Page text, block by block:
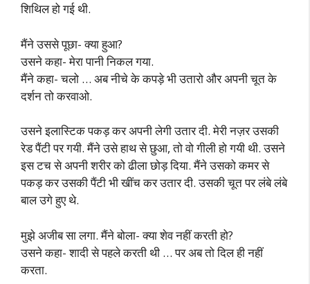
शिथिल हो गई थी.
मैंने उससे पूछा- क्या हुआ?
उसने कहा- मेरा पानी निकल गया.
मैंने कहा- चलो … अब नीचे के कपड़े भी उतारो और अपनी चूत के
दर्शन तो करवाओ.
उसने इलास्टिक पकड़ कर अपनी लेगी उतार दी. मेरी नज़र उसकी
रेड पैंटी पर गयी. मैंने उसे हाथ से छुआ, तो वो गीली हो गयी थी. उसने
इस टच से अपनी शरीर को ढीला छोड़ दिया. मैंने उसको कमर से
पकड़ कर उसकी पैंटी भी खींच कर उतार दी. उसकी चूत पर लंबे लंबे
बाल उगे हुए थे.
मुझे अजीब सा लगा. मैंने बोला- क्या शेव नहीं करती हो?
उसने कहा- शादी से पहले करती थी … पर अब तो दिल ही नहीं
करता.